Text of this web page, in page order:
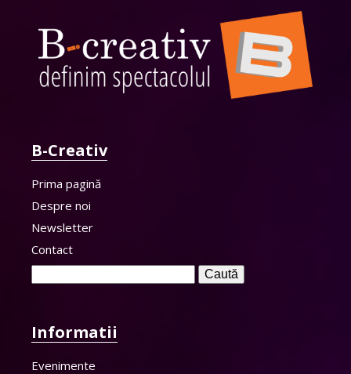
B-Creativ
Prima pagină
Despre noi
Newsletter
Contact
Informatii
Evenimente